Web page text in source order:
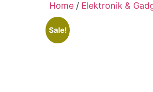
Home / Elektronik &
Sale!